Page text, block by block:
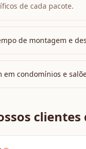
de cada pacote.
de montagem e
em condomínios e
clientes